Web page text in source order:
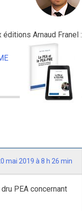
Arnaud Franel :
mai 2019 à 8 h 26 min
PEA concernant